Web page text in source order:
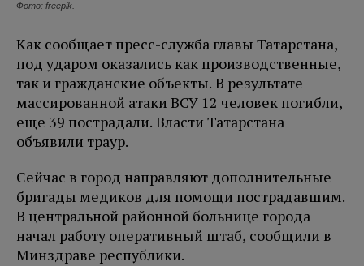
Фото: freepik.
Как сообщает пресс-служба главы Татарстана,
под ударом оказались как производственные,
так и гражданские объекты. В результате
массированной атаки ВСУ 12 человек погибли,
еще 39 пострадали. Власти Татарстана
объявили траур.
Сейчас в город направляют дополнительные
бригады медиков для помощи пострадавшим.
В центральной районной больнице города
начал работу оперативный штаб, сообщили в
Минздраве республики.